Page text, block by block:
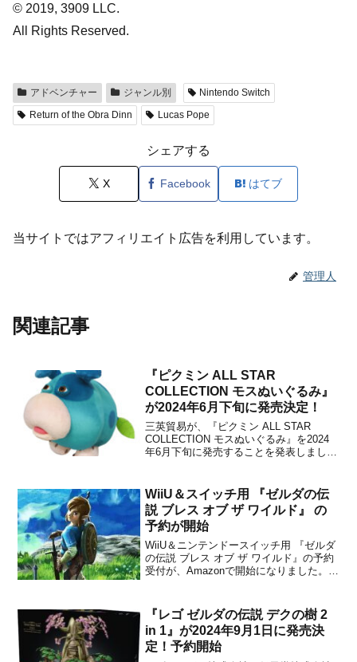
© 2019, 3909 LLC.
All Rights Reserved.
アドベンチャー ジャンル別
Nintendo Switch
Return of the Obra Dinn
Lucas Pope
シェアする
X Facebook はてブ
当サイトではアフィリエイト広告を利用しています。
管理人
関連記事
『ピクミン ALL STAR
COLLECTION モスぬいぐるみ』
が2024年6月下旬に発売決定！
三英貿易が、『ピクミン ALL STAR
COLLECTION モスぬいぐるみ』を2024
年6月下旬に発売することを発表しまし
サイトでの予約は2024年5月中旬頃を予定
しているとのこと。予約も開始！ (5月
15...
WiiU＆スイッチ用 『ゼルダの伝
説 ブレス オブ ザ ワイルド』 の
予約が開始
WiiU＆ニンテンドースイッチ用 『ゼルダ
の伝説 ブレス オブ ザ ワイルド』の予約
受付が、Amazonで開始になりました。通
EDITION』も予約が始まっています。パ
ッケージ版の購入を考えてい...
『レゴ ゼルダの伝説 デクの樹 2
in 1』が2024年9月1日に発売決
定！予約開始